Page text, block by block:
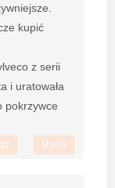
kupić
z serii
i uratowała
pokrzywce
Usuń